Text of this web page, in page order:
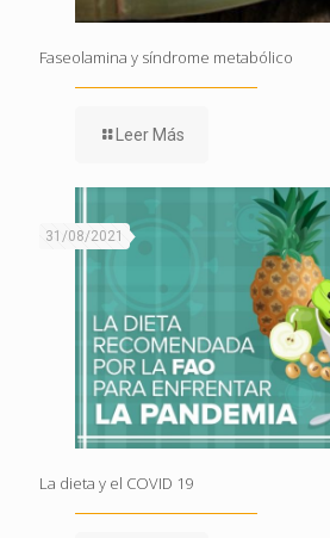
Faseolamina y síndrome metabólico
Leer Más
31/08/2021
La dieta y el COVID 19